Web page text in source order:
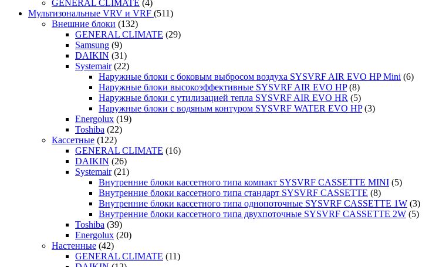
GENERAL CLIMATE (4)
Мультизональные VRV и VRF (511)
Внешние блоки (132)
GENERAL CLIMATE (29)
Samsung (9)
DAIKIN (31)
Systemair (22)
Наружные блоки с боковым выбросом воздуха SYSVRF AIR EVO HP Mini (6)
Наружные блоки высокоэффективные SYSVRF AIR EVO HP (8)
Наружные блоки с утилизацией тепла SYSVRF AIR EVO HR (5)
Наружные блоки с водяным контуром SYSVRF WATER EVO HP (3)
Energolux (19)
Toshiba (22)
Кассетные (122)
GENERAL CLIMATE (16)
DAIKIN (26)
Systemair (21)
Внутренние блоки кассетного типа компакт SYSVRF CASSETTE MINI (5)
Внутренние блоки кассетного типа стандарт SYSVRF CASSETTE (8)
Внутренние блоки кассетного типа однопоточные SYSVRF CASSETTE 1W (3)
Внутренние блоки кассетного типа двухпоточные SYSVRF CASSETTE 2W (5)
Toshiba (39)
Energolux (20)
Настенные (42)
GENERAL CLIMATE (11)